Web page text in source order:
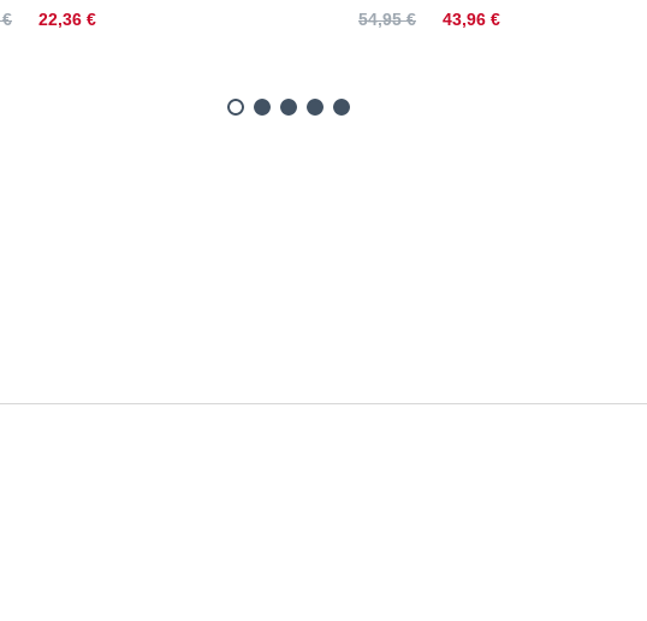
22,36 € 43,96 €
54,95 €